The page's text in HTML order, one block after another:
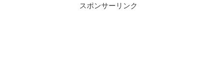
スポンサーリンク